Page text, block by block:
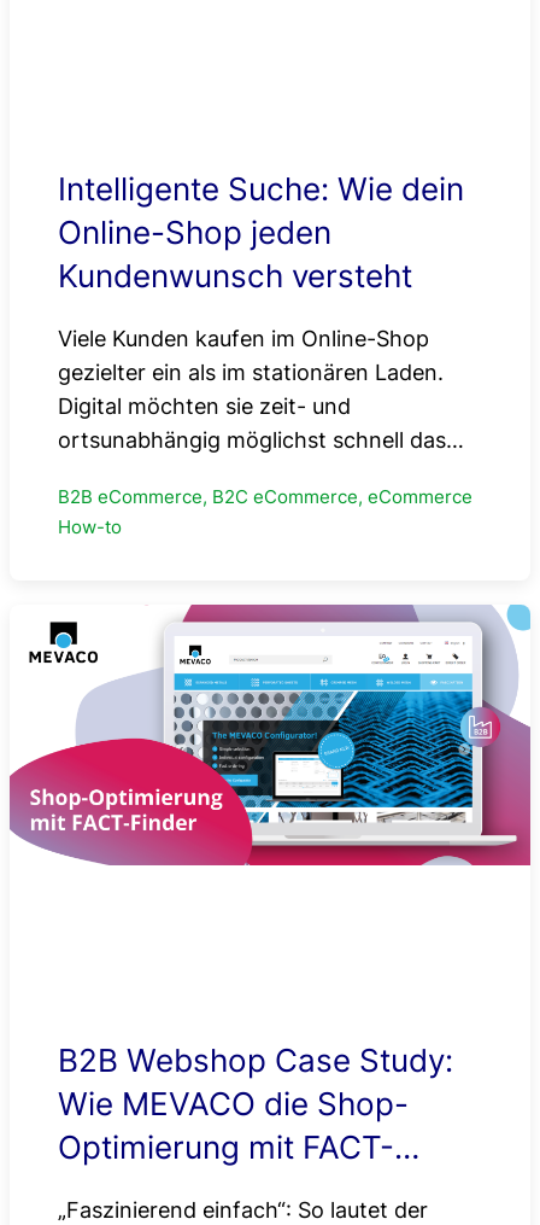
Intelligente Suche: Wie dein
Online-Shop jeden
Kundenwunsch versteht
Viele Kunden kaufen im Online-Shop
gezielter ein als im stationären Laden.
Digital möchten sie zeit- und
ortsunabhängig möglichst schnell das…
B2B eCommerce, B2C eCommerce, eCommerce
How-to
B2B Webshop Case Study:
Wie MEVACO die Shop-
Optimierung mit FACT-
„Faszinierend einfach“: So lautet der